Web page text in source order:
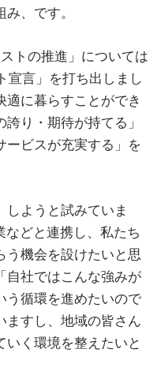
、です。
トの推進」については
宣言」を打ち出しまし
適に暮らすことができ
り・期待が持てる」
ービスが充実する」を
ようと試みていま
どと連携し、私たち
う機会を設けたいと思
自社ではこんな強みが
う循環を進めたいので
ますし、地域の皆さん
いく環境を整えたいと